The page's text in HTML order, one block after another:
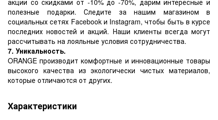
акции со скидками от -10% до -70%, дарим интересные и
полезные подарки. Следите за нашим магазином в
социальных сетях Facebook и Instagram, чтобы быть в курсе
последних новостей и акций. Наши клиенты всегда могут
рассчитывать на лояльные условия сотрудничества.
7. Уникальность.
ORANGE производит комфортные и инновационные товары
высокого качества из экологически чистых материалов,
которые отличаются от других.
Характеристики